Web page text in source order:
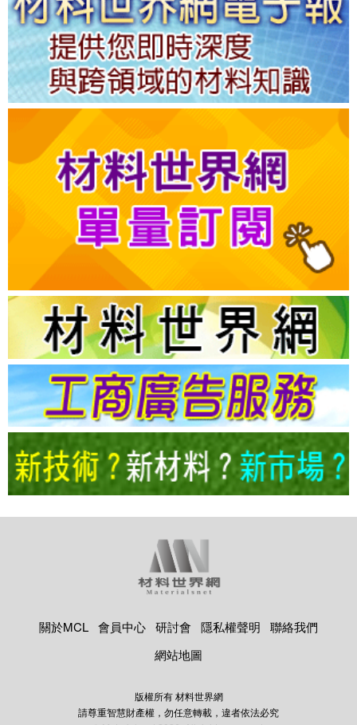
關於MCL 會員中心 研討會 隱私權聲明
聯絡我們
網站地圖
版權所有 材料世界網
請尊重智慧財產權，勿任意轉載，違者依法必究